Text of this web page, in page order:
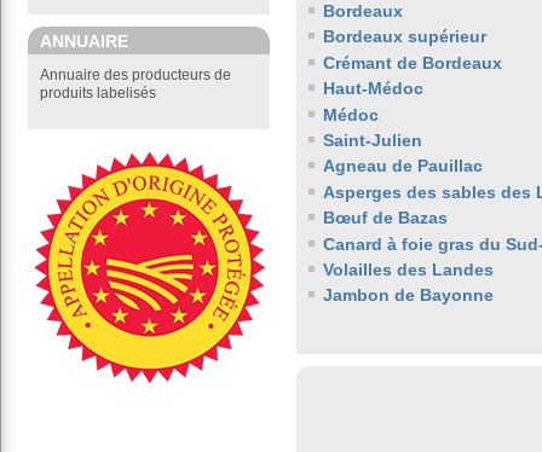
ANNUAIRE
Annuaire des producteurs de
produits labelisés
Bordeaux
Bordeaux supérieur
Crémant de Bordeaux
Haut-Médoc
Médoc
Saint-Julien
Agneau de Pauillac
Asperges des sables des
Bœuf de Bazas
Canard à foie gras du
Volailles des Landes
Jambon de Bayonne